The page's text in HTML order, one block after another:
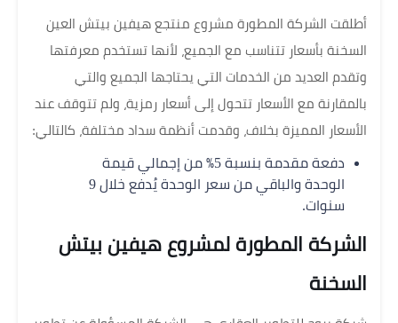
أطلقت الشركة المطورة مشروع منتجع هيفين بيتش العين
السخنة بأسعار تتناسب مع الجميع، لأنها تستخدم معرفتها
وتقدم العديد من الخدمات التي يحتاجها الجميع والتي
بالمقارنة مع الأسعار تتحول إلى أسعار رمزية، ولم تتوقف عند
الأسعار المميزة بخلاف، وقدمت أنظمة سداد مختلفة، كالتالي:
دفعة مقدمة بنسبة 5٪ من إجمالي قيمة
الوحدة والباقي من سعر الوحدة يُدفع خلال 9
سنوات.
الشركة المطورة لمشروع هيفين بيتش
السخنة